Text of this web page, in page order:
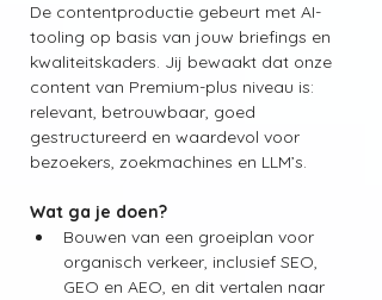
De contentproductie gebeurt met AI-
tooling op basis van jouw briefings en
kwaliteitskaders. Jij bewaakt dat onze
content van Premium-plus niveau is:
relevant, betrouwbaar, goed
gestructureerd en waardevol voor
bezoekers, zoekmachines en LLM’s.
Wat ga je doen?
Bouwen van een groeiplan voor
organisch verkeer, inclusief SEO,
GEO en AEO, en dit vertalen naar